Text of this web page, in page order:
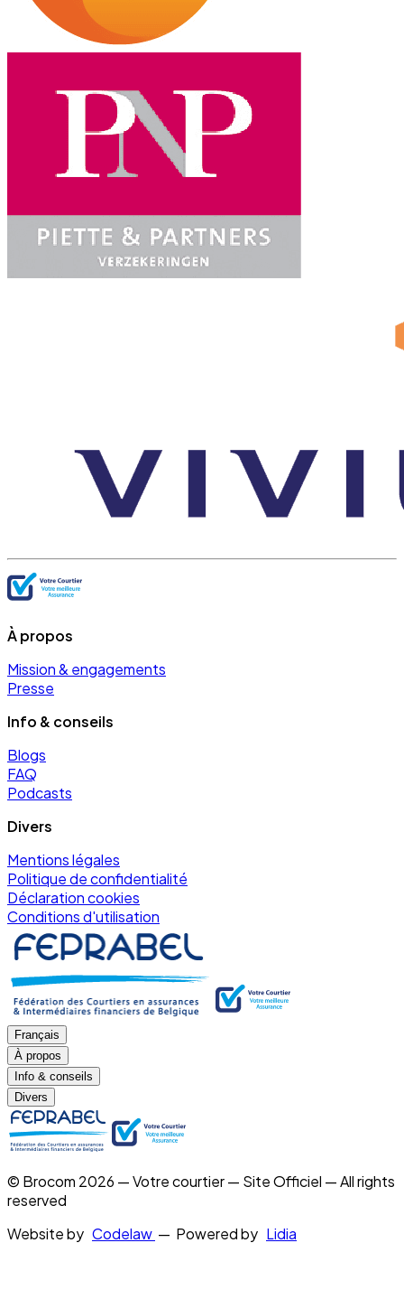
À propos
Mission & engagements
Presse
Info & conseils
Blogs
FAQ
Podcasts
Divers
Mentions légales
Politique de confidentialité
Déclaration cookies
Conditions d'utilisation
Français
À propos
Info & conseils
Divers
© Brocom 2026 — Votre courtier — Site Officiel — All rights
reserved
Website by Codelaw — Powered by Lidia